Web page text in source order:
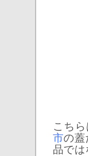
こち
市の蓋
品では